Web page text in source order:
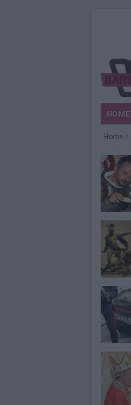
HOME
Home